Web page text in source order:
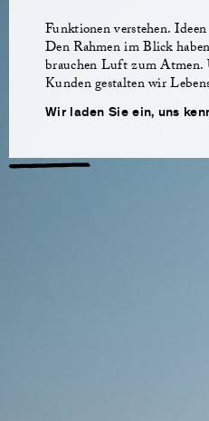
Funktionen verstehen.
Den Rahmen im Blick
brauchen Luft zum Atmen.
Kunden gestalten wir
Wir laden Sie ein, uns